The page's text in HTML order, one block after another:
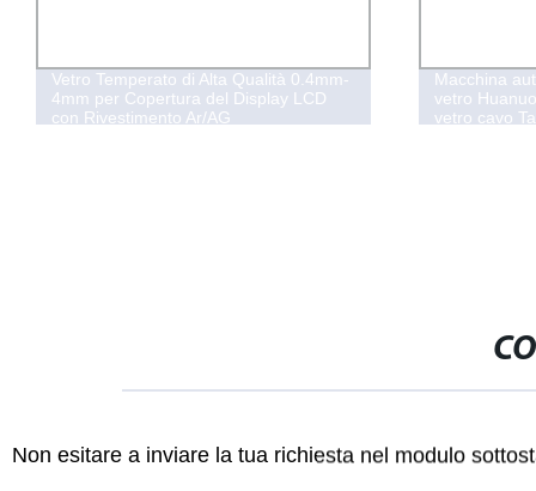
Vetro Temperato di Alta Qualità 0.4mm-
4mm per Copertura del Display LCD
con Rivestimento Ar/AG
Macchina
vetro
vetro cavo
Non esitare a inviare la tua richiesta nel modulo